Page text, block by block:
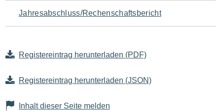
Jahresabschluss/Rechenschaftsbericht
Registereintrag herunterladen (PDF)
Registereintrag herunterladen (JSON)
Inhalt dieser Seite melden